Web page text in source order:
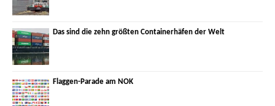
Das sind die zehn größten Containerhäfen der Welt
Flaggen-Parade am NOK